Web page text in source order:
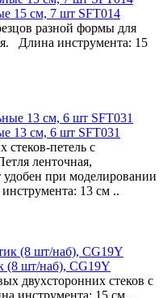
15 см, 7 шт SFT014
разной формы для
Длина инструмента: 15
13 см, 6 шт SFT031
стеков-петель с
ленточная,
удобен при моделировании
13 см ..
(8 шт/наб), CG19Y
двухсторонних стеков с
инструмента: 15 см ..